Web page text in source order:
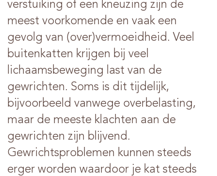
verstuiking of een kneuzing zijn de
meest voorkomende en vaak een
gevolg van (over)vermoeidheid. Veel
buitenkatten krijgen bij veel
lichaamsbeweging last van de
gewrichten. Soms is dit tijdelijk,
bijvoorbeeld vanwege overbelasting,
maar de meeste klachten aan de
gewrichten zijn blijvend.
Gewrichtsproblemen kunnen steeds
erger worden waardoor je kat steeds